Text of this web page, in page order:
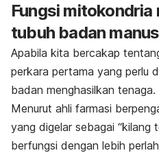
Fungsi mitokondria
tubuh badan
Apabila kita bercakap
perkara pertama yang perlu
badan menghasilkan tenaga.
Menurut ahli farmasi
yang digelar sebagai “kilang
berfungsi dengan lebih